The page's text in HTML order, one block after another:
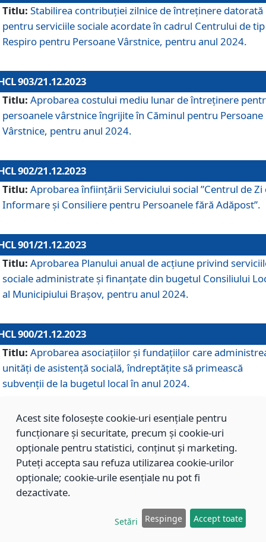
Titlu: Stabilirea contribuţiei zilnice de întreținere datorată
pentru serviciile sociale acordate în cadrul Centrului de tip
Respiro pentru Persoane Vârstnice, pentru anul 2024.
903/21.12.2023
Titlu: Aprobarea costului mediu lunar de întreţinere
persoanele vârstnice îngrijite în Căminul pentru Persoane
Vârstnice, pentru anul 2024.
902/21.12.2023
Titlu: Aprobarea înființării Serviciului social ”Centrul de Zi
Informare și Consiliere pentru Persoanele fără Adăpost”.
901/21.12.2023
Titlu: Aprobarea Planului anual de acțiune privind
sociale administrate și finanțate din bugetul Consiliului
al Municipiului Brașov, pentru anul 2024.
900/21.12.2023
Titlu: Aprobarea asociațiilor şi fundațiilor care
unități de asistenţă socială, îndreptăţite să primească
subvenţii de la bugetul local în anul 2024.
899/21.12.2023
Aprobarea standardelor de cost pentru serviciile
sociale furnizate în cadrul Direcției de Asistență Socială
Brașov, pentru anul 2024.
Modificarea Anexei la H.C.L. nr. 91 din 09.02.2018,
Acest site folosește cookie-uri esențiale pentru
funcționare și securitate, precum și cookie-uri
opționale pentru statistici, conținut și marketing.
Puteți accepta sau refuza utilizarea cookie-urilor
opționale; cookie-urile esențiale nu pot fi
dezactivate.
Setări Respinge Accept toate